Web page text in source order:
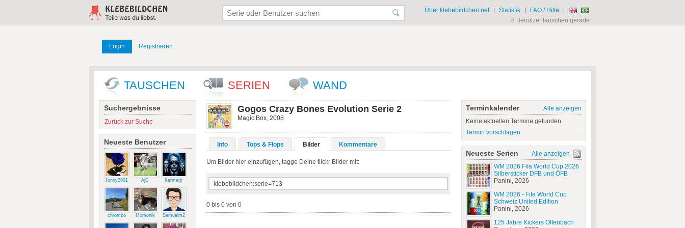
Über klebebildchen.net | Statistik | FAQ / Hilfe |
8 Benutzer tauschen gerade
Login Registrieren
TAUSCHEN SERIEN WAND
Suchergebnisse
Zurück zur Suche
Neueste Benutzer
Jonny2001 AjD Kermetjr
chrombo Momonik Samuelm2
Gogos Crazy Bones Evolution Serie 2
Magic Box, 2008
Info Tops & Flops Bilder Kommentare
Um Bilder hier einzufügen, tagge Deine flickr Bilder mit:
0 bis 0 von 0
Terminkalender
Alle anzeigen
Keine aktuellen Termine gefunden
Termin vorschlagen
Neueste Serien
Alle anzeigen
WM 2026 Fifa World Cup 2026
Silbersticker DFB und ÖFB
Panini, 2026
WM 2026 - Fifa World Cup
Schweiz United Edition
Panini, 2026
125 Jahre Kickers Offenbach